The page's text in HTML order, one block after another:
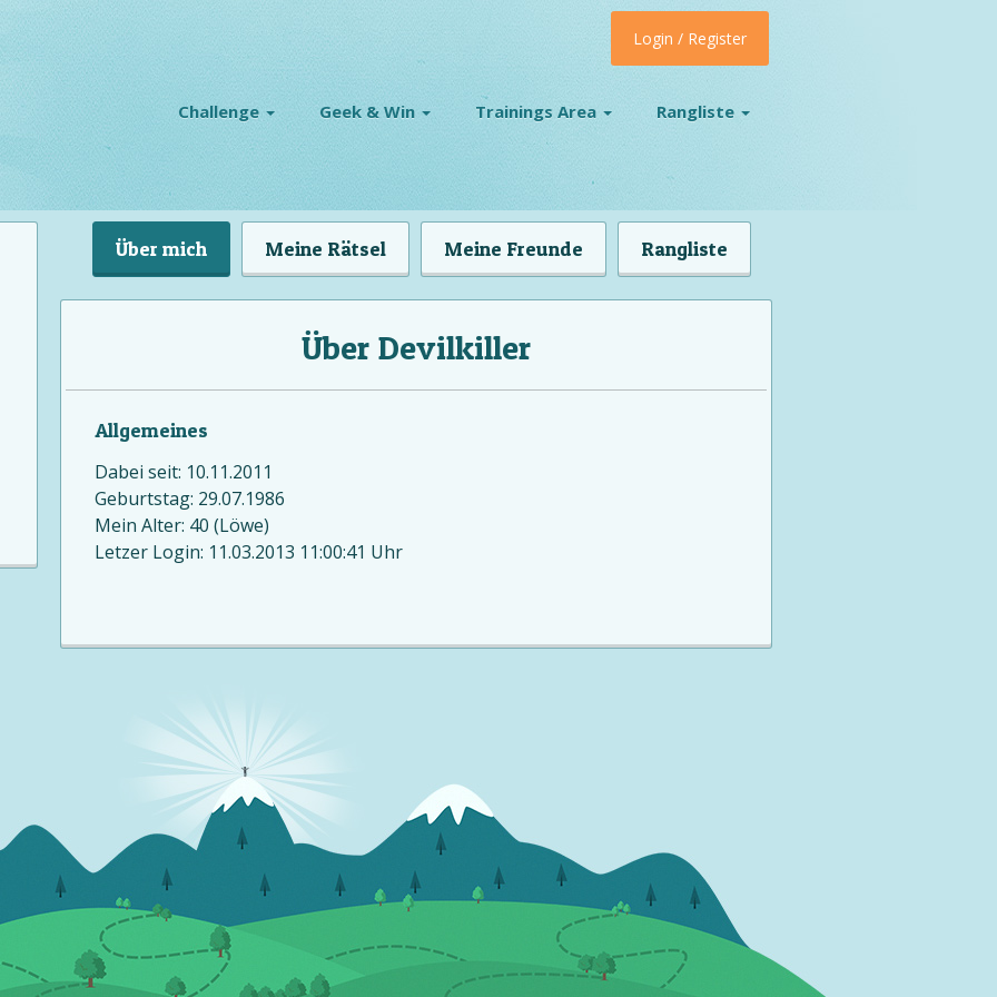
Challenge Geek & Win Trainings Area Rangliste
Login / Register
Über mich Meine Rätsel Meine Freunde Rangliste
Über Devilkiller
Allgemeines
Dabei seit: 10.11.2011
Geburtstag: 29.07.1986
Mein Alter: 40 (Löwe)
Letzer Login: 11.03.2013 11:00:41 Uhr